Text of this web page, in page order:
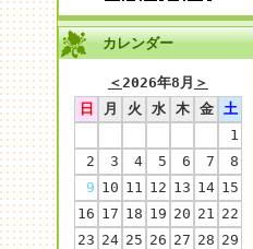
カレンダー
＜ 2026年8月 ＞
日
月 火 水 木 金
土
1
2
3 4 5 6 7
8
9 10 11 12 13 14 15
16 17 18 19 20 21
22
23 24 25 26 27 28 29